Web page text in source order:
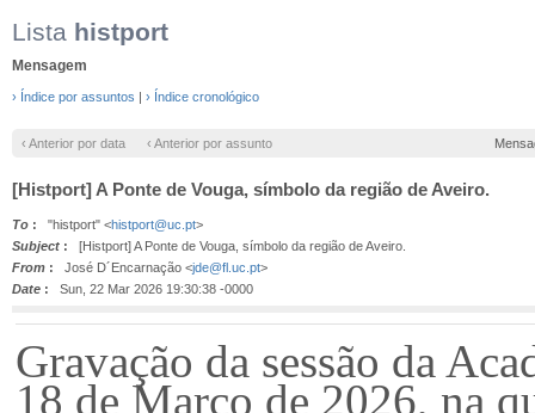
Lista histport
Mensagem
› Índice por assuntos | › Índice cronológico
‹ Anterior por data ‹ Anterior por assunto
[Histport] A Ponte de Vouga, símbolo da região de Aveiro.
To : "histport" <histport@uc.pt>
Subject : [Histport] A Ponte de Vouga, símbolo da região de Aveiro.
From : José D´Encarnação <jde@fl.uc.pt>
Date : Sun, 22 Mar 2026 19:30:38 -0000
Gravação da sessão da
18 de Março de 2026, na